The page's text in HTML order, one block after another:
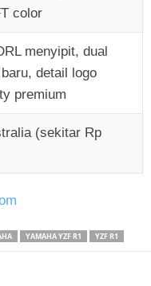
color
menyipit, dual
detail logo
premium
(sekitar Rp
YAMAHA YZF R1 YZF R1